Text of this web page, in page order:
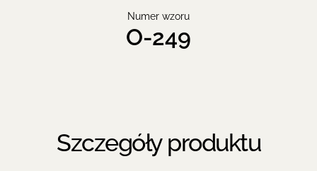
Numer wzoru
O-249
Szczegóły produktu